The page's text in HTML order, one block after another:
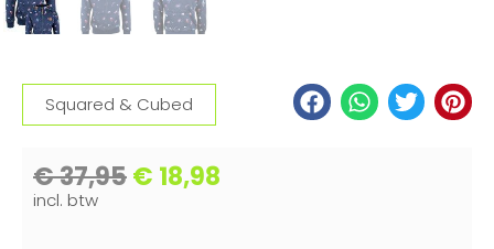
Squared & Cubed
€37,95€ 18,98
incl. btw